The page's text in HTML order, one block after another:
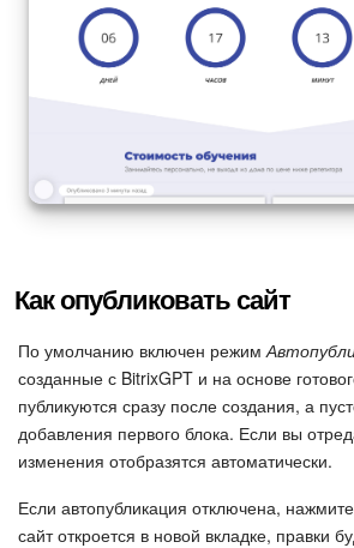
Как опубликовать сайт
По умолчанию включен режим
созданные с BitrixGPT и на основе
публикуются сразу после создания, а
добавления первого блока. Если вы
изменения отобразятся автоматически.
Если автопубликация отключена, нажмите
сайт откроется в новой вкладке, правки